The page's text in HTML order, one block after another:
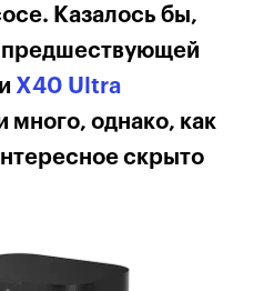
Казалось бы,
предшествующей
X40 Ultra
много, однако, как
скрыто